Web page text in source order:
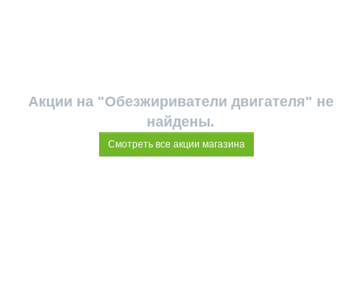
Акции на "Обезжириватели двигателя" не
найдены.
Смотреть все акции магазина